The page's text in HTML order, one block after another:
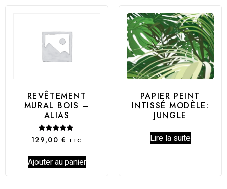
REVÊTEMENT
MURAL BOIS –
ALIAS
Note
5.00
129,00€ TTC
Ajouter au panier
PAPIER PEINT
INTISSÉ MODÈLE:
JUNGLE
Lire la suite